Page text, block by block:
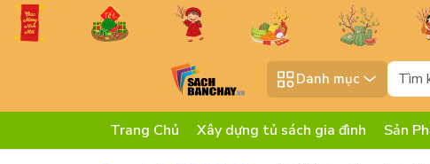
Danh mục
Trang Chủ Xây dựng tủ sách gia đình Sản